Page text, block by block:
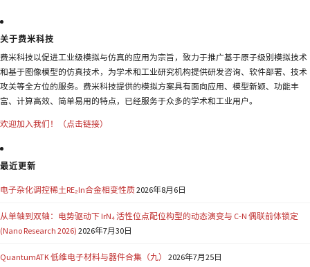
关于费米科技
费米科技以促进工业级模拟与仿真的应用为宗旨，致力于推广基于原子级别模拟技术
和基于图像模型的仿真技术，为学术和工业研究机构提供研发咨询、软件部署、技术
攻关等全方位的服务。费米科技提供的模拟方案具有面向应用、模型新颖、功能丰
富、计算高效、简单易用的特点，已经服务于众多的学术和工业用户。
欢迎加入我们！（点击链接）
最近更新
电子杂化调控稀土RE₂In合金相变性质2026年8月6日
从单轴到双轴：电势驱动下 IrN₄ 活性位点配位构型的动态演变与 C-N 偶联前体锁定
(Nano Research 2026) 2026年7月30日
QuantumATK 低维电子材料与器件合集（九） 2026年7月25日